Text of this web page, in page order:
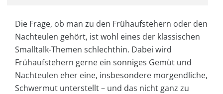
Die Frage, ob man zu den Frühaufstehern oder den
Nachteulen gehört, ist wohl eines der klassischen
Smalltalk-Themen schlechthin. Dabei wird
Frühaufstehern gerne ein sonniges Gemüt und
Nachteulen eher eine, insbesondere morgendliche,
Schwermut unterstellt – und das nicht ganz zu